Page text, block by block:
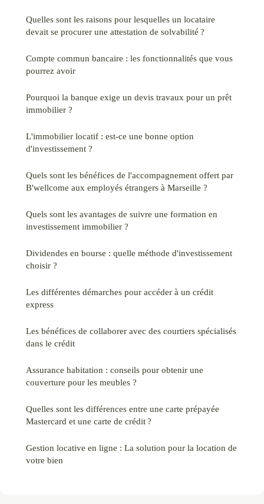
Quelles sont les raisons pour lesquelles un locataire
devait se procurer une attestation de solvabilité ?
Compte commun bancaire : les fonctionnalités que vous
pourrez avoir
Pourquoi la banque exige un devis travaux pour un prêt
immobilier ?
L'immobilier locatif : est-ce une bonne option
d'investissement ?
Quels sont les bénéfices de l'accompagnement offert par
B'wellcome aux employés étrangers à Marseille ?
Quels sont les avantages de suivre une formation en
investissement immobilier ?
Dividendes en bourse : quelle méthode d'investissement
choisir ?
Les différentes démarches pour accéder à un crédit
express
Les bénéfices de collaborer avec des courtiers spécialisés
dans le crédit
Assurance habitation : conseils pour obtenir une
couverture pour les meubles ?
Quelles sont les différences entre une carte prépayée
Mastercard et une carte de crédit ?
Gestion locative en ligne : La solution pour la location de
votre bien